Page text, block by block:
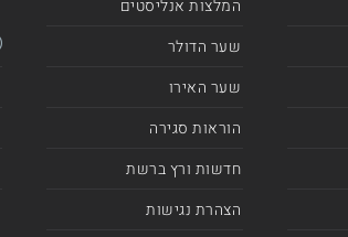
המלצות אנליסטים
שער הדולר
שער האירו
הוראות סגירה
חדשות ורץ ברשת
הצהרת נגישות